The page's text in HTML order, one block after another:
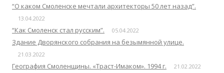
“О каком Смоленске мечтали архитекторы 50 лет назад”.
13.04.2022
“Как Смоленск стал русским”. 05.04.2022
Здание Дворянского собрания на безымянной улице.
21.03.2022
География Смоленщины. «Траст-Имаком». 1994 г. 21.02.2022